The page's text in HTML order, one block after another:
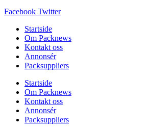
Facebook Twitter
Startside
Om Packnews
Kontakt oss
Annonsér
Packsuppliers
Startside
Om Packnews
Kontakt oss
Annonsér
Packsuppliers